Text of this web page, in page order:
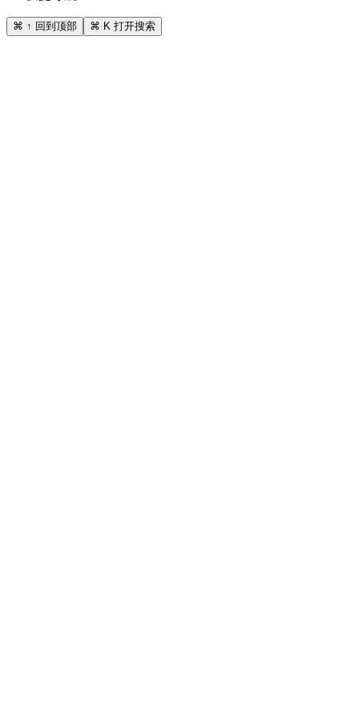
⌘ ↑ 回到顶部 ⌘ K 打开搜索